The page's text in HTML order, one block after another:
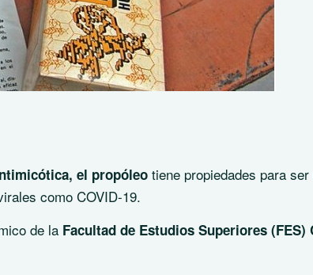
el propóleo tiene propiedades para
como COVID-19.
de la Facultad de Estudios Superiores (FES)